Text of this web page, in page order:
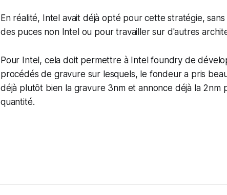
En réalité, Intel avait déjà opté pour cette stratégie,
des puces non Intel ou pour travailler sur d'autres
Pour Intel, cela doit permettre à Intel foundry de
procédés de gravure sur lesquels, le fondeur a pris
déjà plutôt bien la gravure 3nm et annonce déjà la 2nm
quantité.